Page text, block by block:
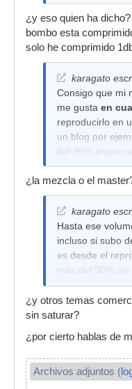
¿y eso quien ha dicho?
bombo esta
solo he comprimido
karagato
Consigo que mi
me gusta en
reproducirlo en
un blog por
del 90%
¿la mezcla o el
karagato
Hasta ese
incluso si subo
es desde el
mas del 90%
¿y otros temas
sin saturar?
¿por cierto hablas de
Archivos adjuntos (